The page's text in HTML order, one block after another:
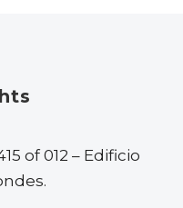
of 012 – Edificio